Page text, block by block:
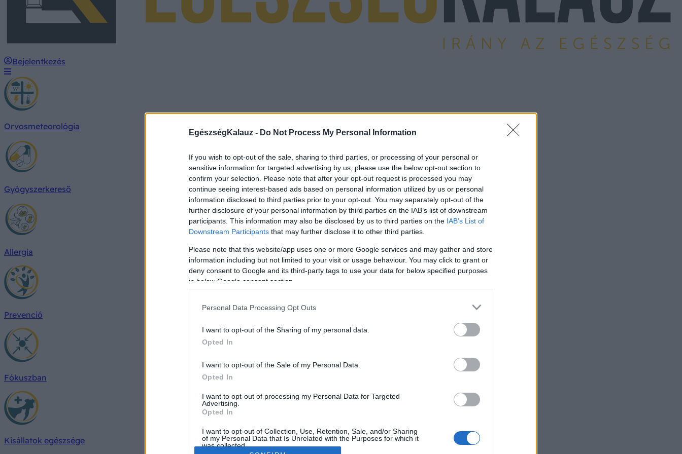
EgészségKalauz - Do Not Process My Personal Information
If you wish to opt-out of the sale, sharing to third parties, or processing of your personal or
sensitive information for targeted advertising by us, please use the below opt-out section to
confirm your selection. Please note that after your opt-out request is processed you may
continue seeing interest-based ads based on personal information utilized by us or personal
information disclosed to third parties prior to your opt-out. You may separately opt-out of the
further disclosure of your personal information by third parties on the IAB’s list of downstream
participants. This information may also be disclosed by us to third parties on the IAB’s List of
Downstream Participants that may further disclose it to other third parties.
Please note that this website/app uses one or more Google services and may gather and store
information including but not limited to your visit or usage behaviour. You may click to grant or
deny consent to Google and its third-party tags to use your data for below specified purposes
in below Google consent section.
Personal Data Processing Opt Outs
I want to opt-out of the Sharing of my personal data.
Opted In
I want to opt-out of the Sale of my Personal Data.
Opted In
I want to opt-out of processing my Personal Data for Targeted
Advertising.
Opted In
I want to opt-out of Collection, Use, Retention, Sale, and/or Sharing
of my Personal Data that Is Unrelated with the Purposes for which it
was collected.
Bejelentkezés
Orvosmeteorológia
Gyógyszerkereső
Allergia
Prevenció
Fókuszban
Kisállatok egészsége